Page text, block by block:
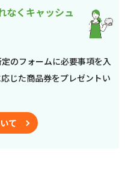
なくキャッシュ
のフォームに必要事項を入
じた商品券をプレゼントい
て